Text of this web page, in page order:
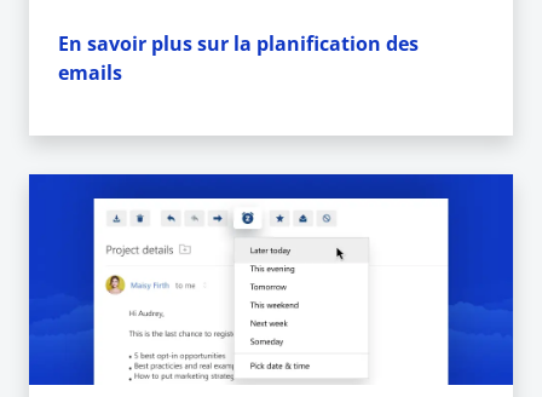
En savoir plus sur la planification des
emails